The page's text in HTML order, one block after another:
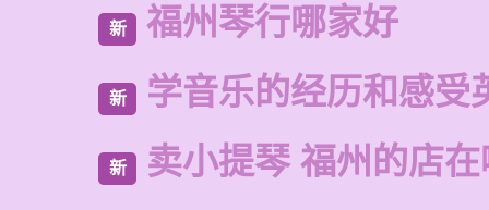
新 福州琴行哪家好
新 学音乐的经历和感受
新 卖小提琴 福州的店